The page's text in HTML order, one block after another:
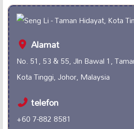
Alamat
No. 51, 53 & 55, Jln Bawal 1,
Kota Tinggi, Johor, Malaysia
telefon
+60 7-882 8581